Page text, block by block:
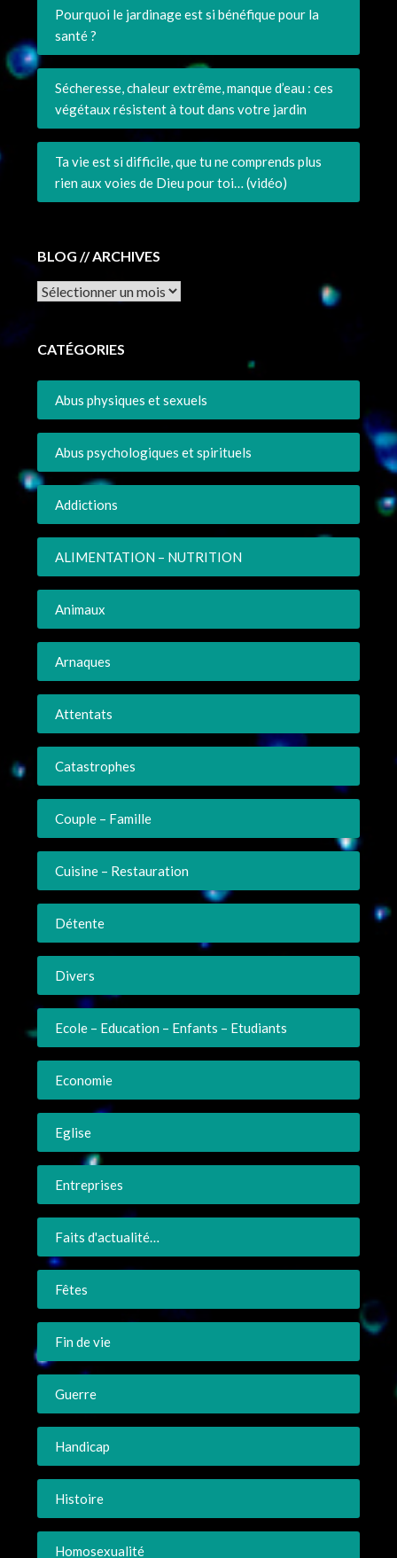
Pourquoi le jardinage est si bénéfique pour la
santé ?
Sécheresse, chaleur extrême, manque d’eau : ces
végétaux résistent à tout dans votre jardin
Ta vie est si difficile, que tu ne comprends plus
rien aux voies de Dieu pour toi… (vidéo)
BLOG // ARCHIVES
Archives
CATÉGORIES
Abus physiques et sexuels
Abus psychologiques et spirituels
Addictions
ALIMENTATION – NUTRITION
Animaux
Arnaques
Attentats
Catastrophes
Couple – Famille
Cuisine – Restauration
Détente
Divers
Ecole – Education – Enfants – Etudiants
Economie
Eglise
Entreprises
Faits d'actualité…
Fêtes
Fin de vie
Guerre
Handicap
Histoire
Homosexualité